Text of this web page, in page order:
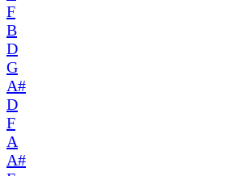
F
B
D
G
A#
D
F
A
A#